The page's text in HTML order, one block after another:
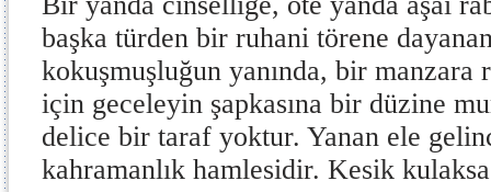
başka türden bir ruhani törene
kokuşmuşluğun yanında, bir
için geceleyin şapkasına bir düzine
delice bir taraf yoktur. Yanan ele
kahramanlık hamlesidir. Kesik